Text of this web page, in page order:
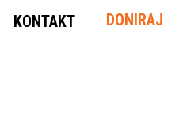
KONTAKT DONIRAJ